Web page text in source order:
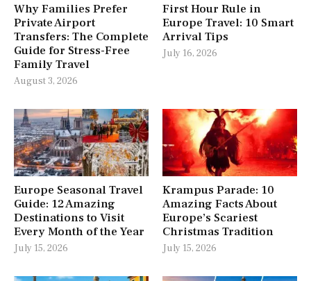
Why Families Prefer
Private Airport
Transfers: The Complete
Guide for Stress-Free
Family Travel
August 3, 2026
First Hour Rule in
Europe Travel: 10 Smart
Arrival Tips
July 16, 2026
Europe Seasonal Travel
Guide: 12 Amazing
Destinations to Visit
Every Month of the Year
July 15, 2026
Krampus Parade: 10
Amazing Facts About
Europe’s Scariest
Christmas Tradition
July 15, 2026